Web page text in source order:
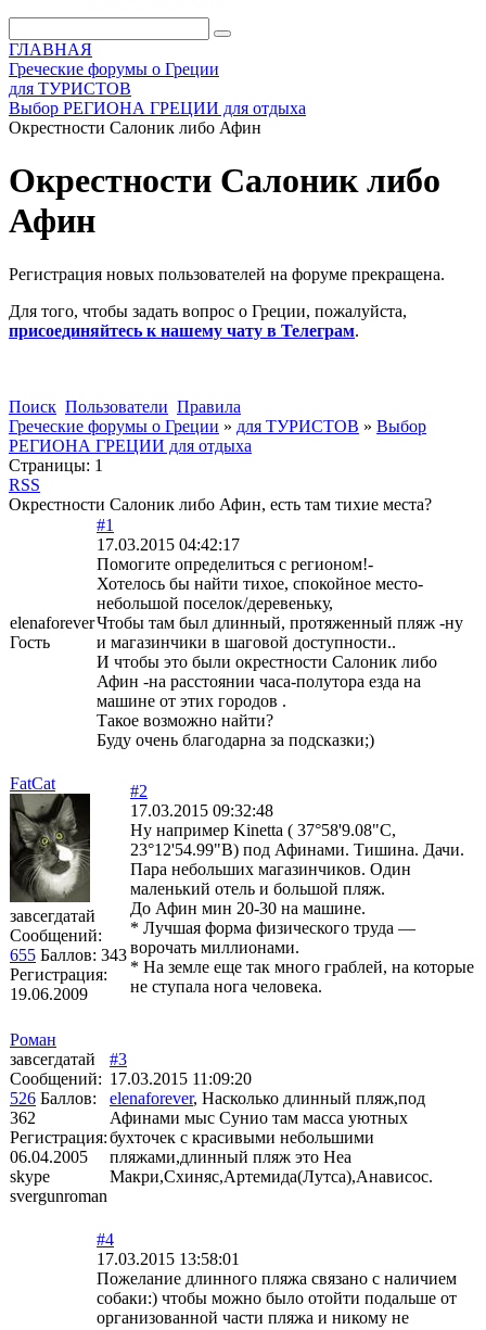
ГЛАВНАЯ
Греческие форумы о Греции
для ТУРИСТОВ
Выбор РЕГИОНА ГРЕЦИИ для отдыха
Окрестности Салоник либо Афин
Окрестности Салоник либо
Афин
Регистрация новых пользователей на форуме прекращена.
Для того, чтобы задать вопрос о Греции, пожалуйста,
присоединяйтесь к нашему чату в Телеграм.
Поиск Пользователи Правила
Греческие форумы о Греции » для ТУРИСТОВ » Выбор
РЕГИОНА ГРЕЦИИ для отдыха
Страницы: 1
RSS
Окрестности Салоник либо Афин, есть там тихие места?
elenaforever
Гость
#1
17.03.2015 04:42:17
Помогите определиться с регионом!-
Хотелось бы найти тихое, спокойное место-
небольшой поселок/деревеньку,
Чтобы там был длинный, протяженный пляж -ну
и магазинчики в шаговой доступности..
И чтобы это были окрестности Салоник либо
Афин -на расстоянии часа-полутора езда на
машине от этих городов .
Такое возможно найти?
Буду очень благодарна за подсказки;)
FatCat
завсегдатай
Сообщений:
655 Баллов: 343
Регистрация:
19.06.2009
#2
17.03.2015 09:32:48
Ну например Kinetta ( 37°58'9.08"С,
23°12'54.99"В) под Афинами. Тишина. Дачи.
Пара небольших магазинчиков. Один
маленький отель и большой пляж.
До Афин мин 20-30 на машине.
* Лучшая форма физического труда —
ворочать миллионами.
* На земле еще так много граблей, на которые
не ступала нога человека.
Роман
завсегдатай
Сообщений:
526 Баллов:
362
Регистрация:
06.04.2005
skype
svergunroman
#3
17.03.2015 11:09:20
elenaforever, Насколько длинный пляж,под
Афинами мыс Сунио там масса уютных
бухточек с красивыми небольшими
пляжами,длинный пляж это Неа
Макри,Схиняс,Артемида(Лутса),Анависос.
#4
17.03.2015 13:58:01
Пожелание длинного пляжа связано с наличием
собаки:) чтобы можно было отойти подальше от
организованной части пляжа и никому не